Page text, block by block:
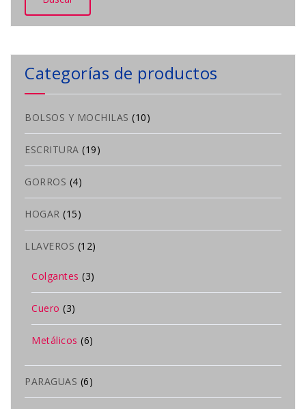
Categorías de productos
BOLSOS Y MOCHILAS (10)
ESCRITURA (19)
GORROS (4)
HOGAR (15)
LLAVEROS (12)
Colgantes (3)
Cuero (3)
Metálicos (6)
PARAGUAS (6)